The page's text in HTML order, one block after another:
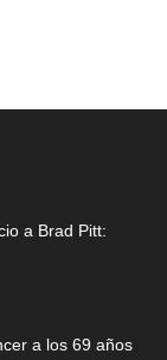
a Brad Pitt:
a los 69 años